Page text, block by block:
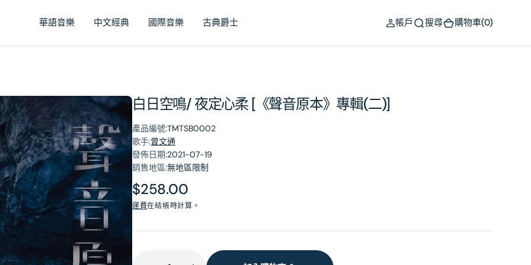
華語音樂 中文經典 國際音樂 古典爵士 帳戶 搜尋 購物車(0)
白日空鳴/ 夜定心柔 [《聲音原本》專輯(二)]
產品編號:TMTSB0002
歌手:曾文通
發佈日期:2021-07-19
銷售地區:無地區限制
原
價
$258.00
運費在結帳時計算。